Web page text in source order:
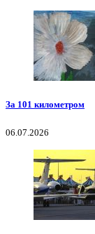
За 101 километром
06.07.2026